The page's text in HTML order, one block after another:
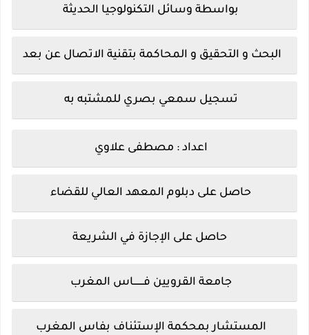
بواسطة وسائل التكنولوجيا الحديثة
البحث و التحقيق و المحاكمة بتقنية الاتصال عن بعد
تسجيل سمعي بصري للمشتبه به
اعداد : مصطفى علاوي
حاصل على دبلوم المعهد العالي للقضاء
حاصل على الإجازة في الشريعة
جامعة القرويين فـــــــاس المغرب
المستشار بمحكمة الإستئناف بفاس المغرب